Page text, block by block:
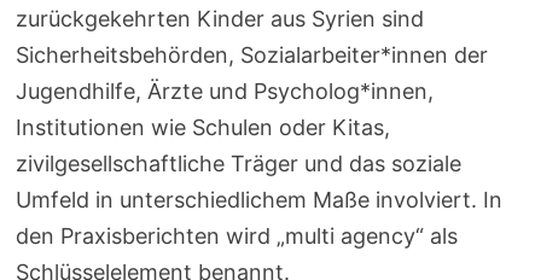
zurückgekehrten Kinder aus Syrien sind
Sicherheitsbehörden, Sozialarbeiter*innen der
Jugendhilfe, Ärzte und Psycholog*innen,
Institutionen wie Schulen oder Kitas,
zivilgesellschaftliche Träger und das soziale
Umfeld in unterschiedlichem Maße involviert. In
den Praxisberichten wird „multi agency“ als
Schlüsselelement benannt.